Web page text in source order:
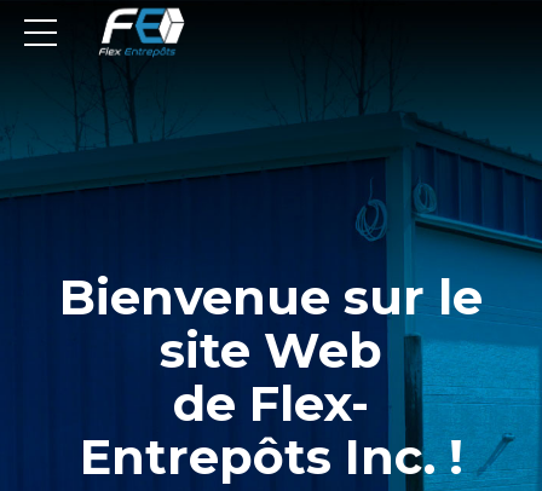
Bienvenue sur le
site Web
de Flex-
Entrepôts Inc. !